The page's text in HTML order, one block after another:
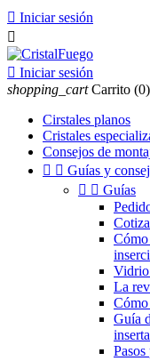
 Iniciar sesión

 Iniciar sesión
shopping_cart Carrito (0)
Cirstales planos
Cristales
Consejos de
  Guías y
  Guías
Cómo
Vidrio
La
Guía